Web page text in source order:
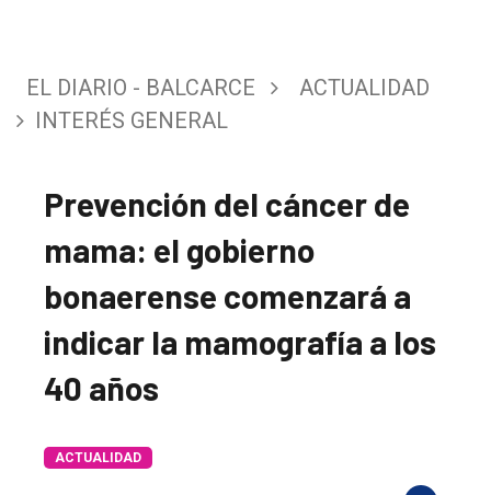
EL DIARIO - BALCARCE
ACTUALIDAD
INTERÉS GENERAL
Prevención del cáncer de
mama: el gobierno
bonaerense comenzará a
indicar la mamografía a los
40 años
ACTUALIDAD